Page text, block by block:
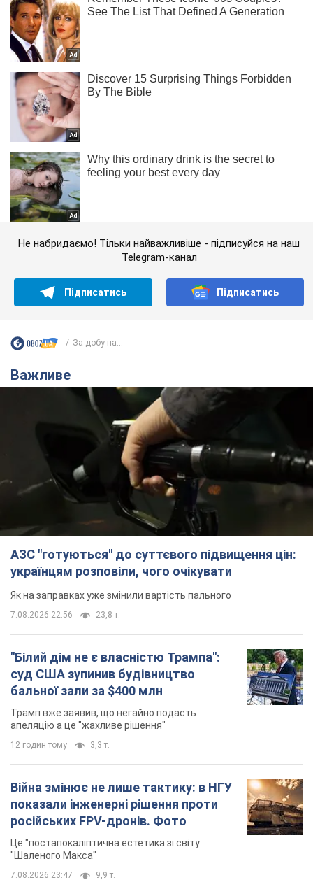
Не набридаємо! Тільки найважливіше - підписуйся на наш
Telegram-канал
Підписатись Підписатись
За добу на...
Важливе
АЗС "готуються" до суттєвого підвищення цін:
українцям розповіли, чого очікувати
Як на заправках уже змінили вартість пального
7.08.2026 22:56 23,8 т.
"Білий дім не є власністю Трампа":
суд США зупинив будівництво
бальної зали за $400 млн
Трамп вже заявив, що негайно подасть
апеляцію а це "жахливе рішення"
12 годин тому 3,3 т.
Війна змінює не лише тактику: в НГУ
показали інженерні рішення проти
російських FPV-дронів. Фото
Це "постапокаліптична естетика зі світу
"Шаленого Макса"
7.08.2026 23:47 9,9 т.